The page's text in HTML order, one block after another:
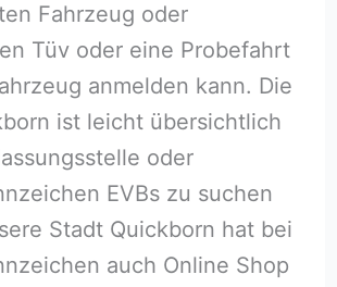
Fahrzeug oder
Tüv oder eine Probefahrt
anmelden kann. Die
ist leicht übersichtlich
oder
EVBs zu suchen
Stadt Quickborn hat bei
auch Online Shop